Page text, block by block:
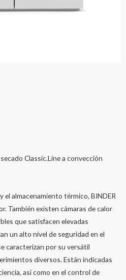
Classic.Line a convección
el almacenamiento térmico, BINDER
También existen cámaras de calor
que satisfacen elevadas
un alto nivel de seguridad en el
caracterizan por su versátil
diversos. Están indicadas
así como en el control de